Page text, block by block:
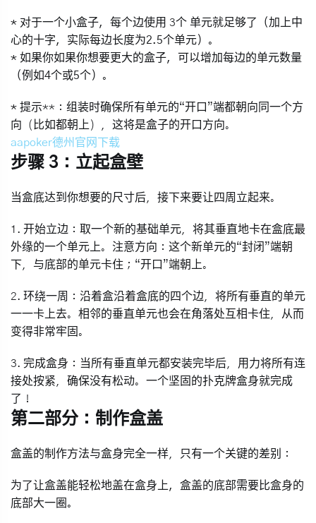
* 对于一个小盒子，每个边使用 3个 单元就足够了（加上中
心的十字，实际每边长度为2.5个单元）。
* 如果你如果你想要更大的盒子，可以增加每边的单元数量
（例如4个或5个）。
* 提示**：组装时确保所有单元的“开口”端都朝向同一个方
向（比如都朝上），这将是盒子的开口方向。
aapoker德州官网下载
步骤 3：立起盒壁
当盒底达到你想要的尺寸后，接下来要让四周立起来。
1. 开始立边 ：取一个新的基础单元，将其垂直地卡在盒底最
外缘的一个单元上。注意方向：这个新单元的“封闭”端朝
下，与底部的单元卡住；“开口”端朝上。
2. 环绕一周
：沿着盒沿着盒底的四个边，将所有垂直的单元
一一卡上去。相邻的垂直单元也会在角落处互相卡住，从而
变得非常牢固。
3. 完成盒身 ：当所有垂直单元都安装完毕后，用力将所有连
接处按紧，确保没有松动。一个坚固的扑克牌盒身就完成
了！
第二部分：制作盒盖
盒盖的制作方法与盒身完全一样 ，只有一个关键的差别：
为了让盒盖能轻松地盖在盒身上，盒盖的底部需要比盒身的
底部大一圈。